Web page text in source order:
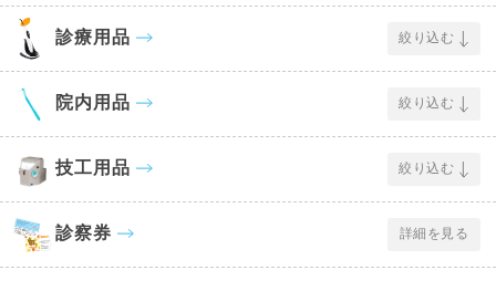
診療用品 絞り込む
院内用品 絞り込む
技工用品 絞り込む
診察券 詳細を見る